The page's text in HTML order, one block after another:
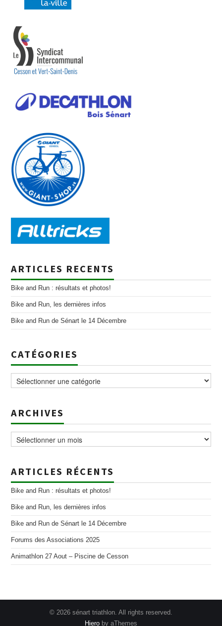
ARTICLES RECENTS
Bike and Run : résultats et photos!
Bike and Run, les dernières infos
Bike and Run de Sénart le 14 Décembre
CATÉGORIES
ARCHIVES
ARTICLES RÉCENTS
Bike and Run : résultats et photos!
Bike and Run, les dernières infos
Bike and Run de Sénart le 14 Décembre
Forums des Associations 2025
Animathlon 27 Aout – Piscine de Cesson
© 2026 sénart triathlon. All rights reserved.
Hiero by aThemes